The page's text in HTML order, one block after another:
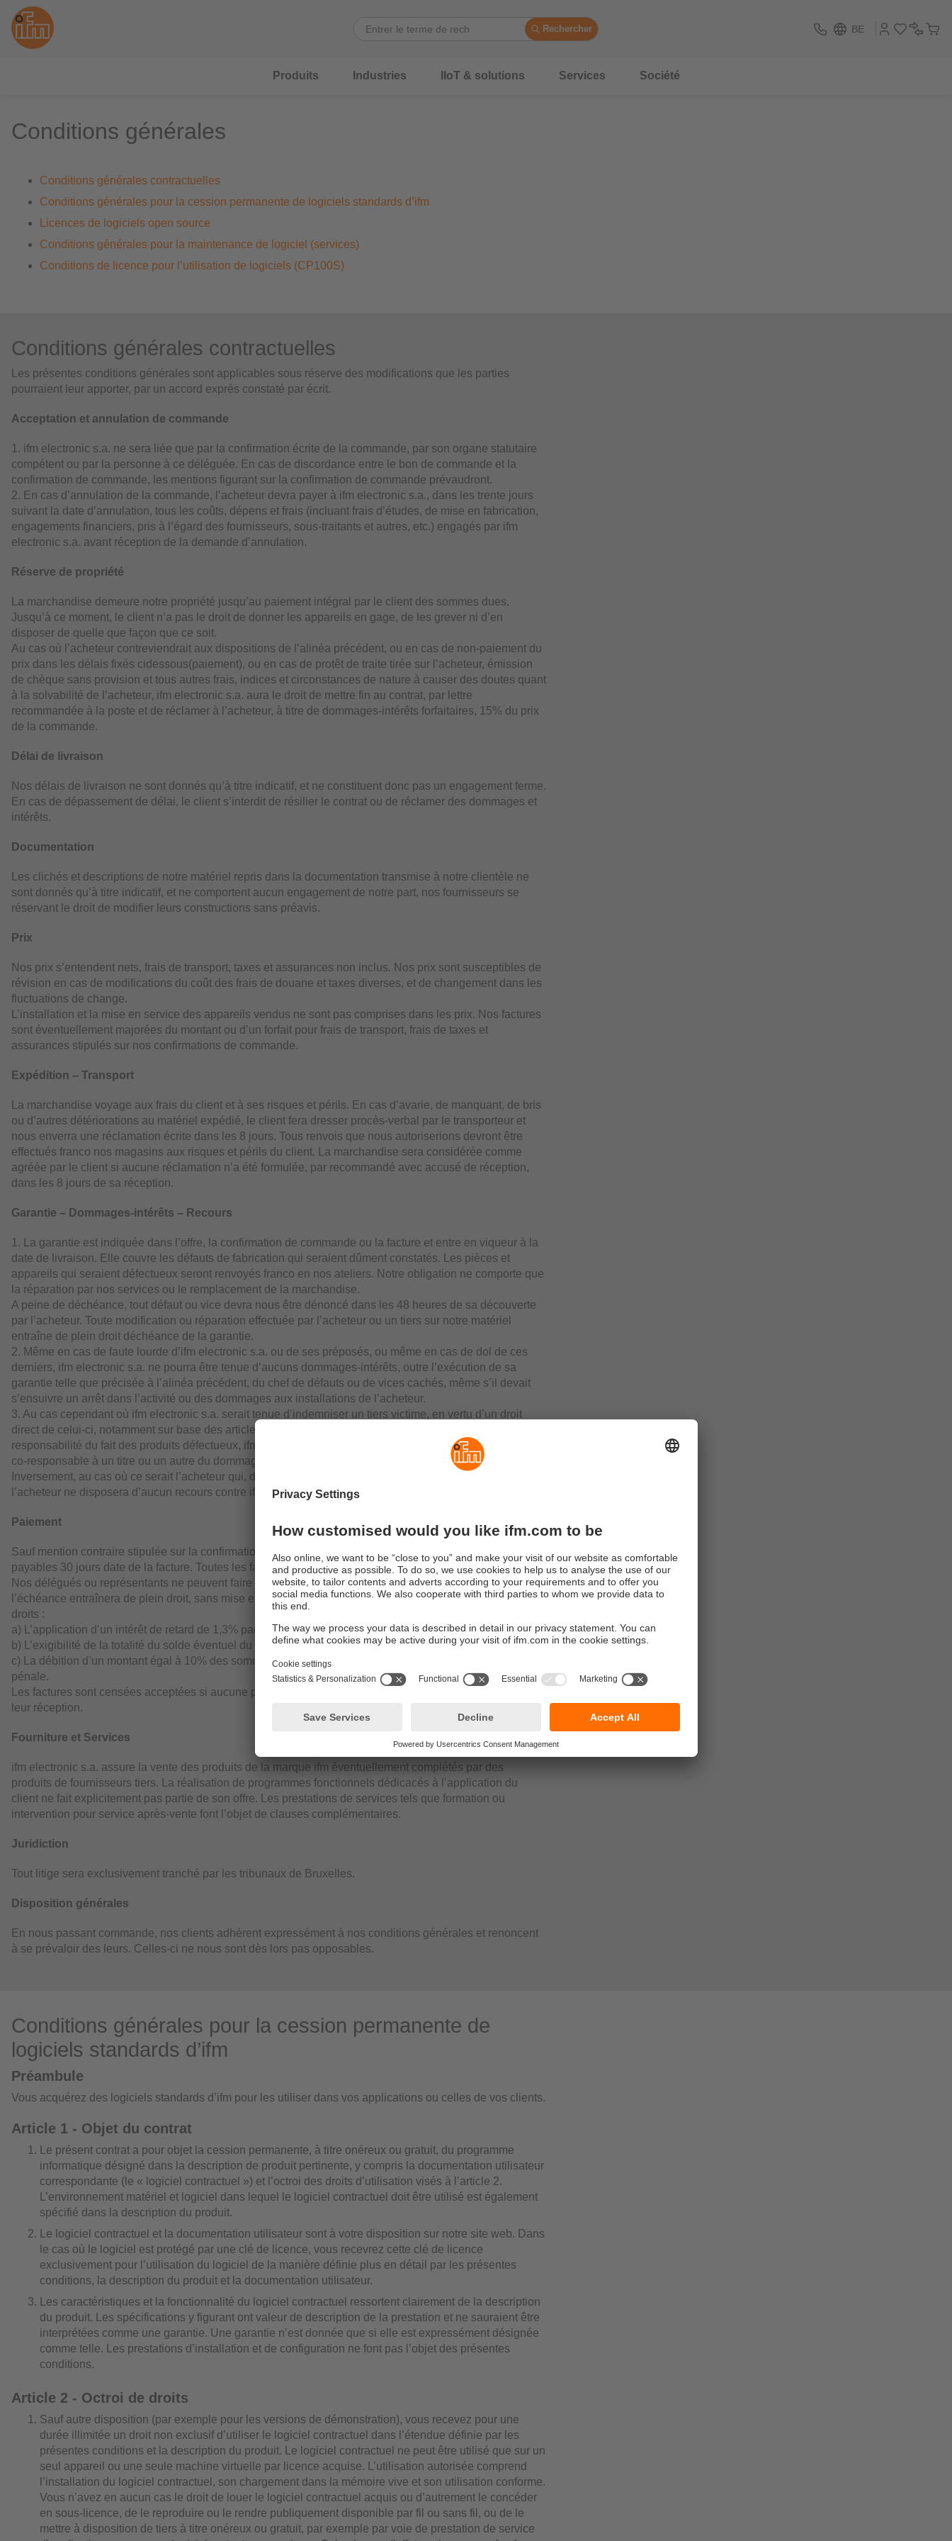
Rechercher BE
Produits Industries IIoT & solutions Services Société
Conditions générales
Conditions générales contractuelles
Conditions générales pour la cession permanente de logiciels standards d’ifm
Licences de logiciels open source
Conditions générales pour la maintenance de logiciel (services)
Conditions de licence pour l’utilisation de logiciels (CP100S)
Conditions générales contractuelles
Les présentes conditions générales sont applicables sous réserve des modifications que les parties
pourraient leur apporter, par un accord exprès constaté par écrit.
Acceptation et annulation de commande
1. ifm electronic s.a. ne sera liée que par la confirmation écrite de la commande, par son organe statutaire
compétent ou par la personne à ce déléguée. En cas de discordance entre le bon de commande et la
confirmation de commande, les mentions figurant sur la confirmation de commande prévaudront.
2. En cas d’annulation de la commande, l’acheteur devra payer à ifm electronic s.a., dans les trente jours
suivant la date d’annulation, tous les coûts, dépens et frais (incluant frais d’études, de mise en fabrication,
engagements financiers, pris à l’égard des fournisseurs, sous-traitants et autres, etc.) engagés par ifm
electronic s.a. avant réception de la demande d’annulation.
Réserve de propriété
La marchandise demeure notre propriété jusqu’au paiement intégral par le client des sommes dues.
Jusqu’à ce moment, le client n’a pas le droit de donner les appareils en gage, de les grever ni d’en
disposer de quelle que façon que ce soit.
Au cas où l’acheteur contreviendrait aux dispositions de l’alinéa précédent, ou en cas de non-paiement du
prix dans les délais fixés cidessous(paiement), ou en cas de protêt de traite tirée sur l’acheteur, émission
de chèque sans provision et tous autres frais, indices et circonstances de nature à causer des doutes quant
à la solvabilité de l’acheteur, ifm electronic s.a. aura le droit de mettre fin au contrat, par lettre
recommandée à la poste et de réclamer à l’acheteur, à titre de dommages-intérêts forfaitaires, 15% du prix
de la commande.
Délai de livraison
Nos délais de livraison ne sont donnés qu’à titre indicatif, et ne constituent donc pas un engagement ferme.
En cas de dépassement de délai, le client s’interdit de résilier le contrat ou de réclamer des dommages et
intérêts.
Documentation
Les clichés et descriptions de notre matériel repris dans la documentation transmise à notre clientèle ne
sont donnés qu’à titre indicatif, et ne comportent aucun engagement de notre part, nos fournisseurs se
réservant le droit de modifier leurs constructions sans préavis.
Prix
Nos prix s’entendent nets, frais de transport, taxes et assurances non inclus. Nos prix sont susceptibles de
révision en cas de modifications du coût des frais de douane et taxes diverses, et de changement dans les
fluctuations de change.
L’installation et la mise en service des appareils vendus ne sont pas comprises dans les prix. Nos factures
sont éventuellement majorées du montant ou d’un forfait pour frais de transport, frais de taxes et
assurances stipulés sur nos confirmations de commande.
Expédition – Transport
La marchandise voyage aux frais du client et à ses risques et périls. En cas d’avarie, de manquant, de bris
ou d’autres détériorations au matériel expédié, le client fera dresser procès-verbal par le transporteur et
nous enverra une réclamation écrite dans les 8 jours. Tous renvois que nous autoriserions devront être
effectués franco nos magasins aux risques et périls du client. La marchandise sera considérée comme
agréée par le client si aucune réclamation n’a été formulée, par recommandé avec accusé de réception,
dans les 8 jours de sa réception.
Garantie – Dommages-intérêts – Recours
1. La garantie est indiquée dans l’offre, la confirmation de commande ou la facture et entre en viqueur à la
date de livraison. Elle couvre les défauts de fabrication qui seraient dûment constatés. Les pièces et
appareils qui seraient défectueux seront renvoyés franco en nos ateliers. Notre obligation ne comporte que
la réparation par nos services ou le remplacement de la marchandise.
A peine de déchéance, tout défaut ou vice devra nous être dénoncé dans les 48 heures de sa découverte
par l’acheteur. Toute modification ou réparation effectuée par l’acheteur ou un tiers sur notre matériel
entraîne de plein droit déchéance de la garantie.
2. Même en cas de faute lourde d’ifm electronic s.a. ou de ses préposés, ou même en cas de dol de ces
derniers, ifm electronic s.a. ne pourra être tenue d’aucuns dommages-intérêts, outre l’exécution de sa
garantie telle que précisée à l’alinéa précédent, du chef de défauts ou de vices cachés, même s’il devait
s’ensuivre un arrêt dans l’activité ou des dommages aux installations de l’acheteur.
3. Au cas cependant où ifm electronic s.a. serait tenue d’indemniser un tiers victime, en vertu d’un droit
direct de celui-ci, notamment sur base des articles 9 et 10, paragraphe 2, de la loi relative à la
responsabilité du fait des produits défectueux, ifm electronic s.a. disposera d’un recours contre l’acheteur,
co-responsable à un titre ou un autre du dommage, pour la totalité des montants payés au tiers victime.
Inversement, au cas où ce serait l’acheteur qui, dans la même situation, aura indemnisé le tiers victime,
l’acheteur ne disposera d’aucun recours contre ifm electronic s.a.
Paiement
Sauf mention contraire stipulée sur la confirmation de commande et/ou la facture, nos factures sont
payables 30 jours date de la facture. Toutes les factures sont payables exclusivement à notre siège social.
Nos délégués ou représentants ne peuvent faire d’encaissement en notre nom. Toute somme impayée à
l’échéance entraînera de plein droit, sans mise en demeure préalable et sans préjudice de tous nos autres
droits :
a) L’application d’un intérêt de retard de 1,3% par mois.
b) L’exigibilité de la totalité du solde éventuel du prix de vente.
c) La débition d’un montant égal à 10% des sommes dues avec un minimum de €50 à titre de clause
pénale.
Les factures sont censées acceptées si aucune protestation n’a été formulée par écrit dans les 8 jours de
leur réception.
Fourniture et Services
ifm electronic s.a. assure la vente des produits de la marque ifm éventuellement complétés par des
produits de fournisseurs tiers. La réalisation de programmes fonctionnels dédicacés à l’application du
client ne fait explicitement pas partie de son offre. Les prestations de services tels que formation ou
intervention pour service après-vente font l’objet de clauses complémentaires.
Juridiction
Tout litige sera exclusivement tranché par les tribunaux de Bruxelles.
Disposition générales
En nous passant commande, nos clients adhèrent expressément à nos conditions générales et renoncent
à se prévaloir des leurs. Celles-ci ne nous sont dès lors pas opposables.
Conditions générales pour la cession permanente de
logiciels standards d’ifm
Préambule
Vous acquérez des logiciels standards d’ifm pour les utiliser dans vos applications ou celles de vos clients.
Article 1 - Objet du contrat
Le présent contrat a pour objet la cession permanente, à titre onéreux ou gratuit, du programme
informatique désigné dans la description de produit pertinente, y compris la documentation utilisateur
correspondante (le « logiciel contractuel ») et l’octroi des droits d’utilisation visés à l’article 2.
L’environnement matériel et logiciel dans lequel le logiciel contractuel doit être utilisé est également
spécifié dans la description du produit.
Le logiciel contractuel et la documentation utilisateur sont à votre disposition sur notre site web. Dans
le cas où le logiciel est protégé par une clé de licence, vous recevrez cette clé de licence
exclusivement pour l’utilisation du logiciel de la manière définie plus en détail par les présentes
conditions, la description du produit et la documentation utilisateur.
Les caractéristiques et la fonctionnalité du logiciel contractuel ressortent clairement de la description
du produit. Les spécifications y figurant ont valeur de description de la prestation et ne sauraient être
interprétées comme une garantie. Une garantie n’est donnée que si elle est expressément désignée
comme telle. Les prestations d’installation et de configuration ne font pas l’objet des présentes
conditions.
Article 2 - Octroi de droits
Sauf autre disposition (par exemple pour les versions de démonstration), vous recevez pour une
durée illimitée un droit non exclusif d’utiliser le logiciel contractuel dans l’étendue définie par les
présentes conditions et la description du produit. Le logiciel contractuel ne peut être utilisé que sur un
seul appareil ou une seule machine virtuelle par licence acquise. L’utilisation autorisée comprend
l’installation du logiciel contractuel, son chargement dans la mémoire vive et son utilisation conforme.
Vous n’avez en aucun cas le droit de louer le logiciel contractuel acquis ou d’autrement le concéder
en sous-licence, de le reproduire ou le rendre publiquement disponible par fil ou sans fil, ou de le
mettre à disposition de tiers à titre onéreux ou gratuit, par exemple par voie de prestation de service